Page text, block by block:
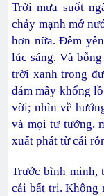
Trời mưa suốt
chảy mạnh mớ
hơn nữa. Đêm
lúc sáng. Và
trời xanh trong
đám mây khổng
vời; nhìn về
và mọi tư tưởng,
xuất phát từ cái
Trước bình minh,
cái bất tri. Không